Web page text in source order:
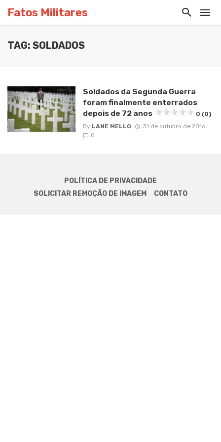
Fatos Militares
TAG: SOLDADOS
Soldados da Segunda Guerra
foram finalmente enterrados
depois de 72 anos
0 (0)
By LANE MELLO
31 de outubro de 2016
0
POLÍTICA DE PRIVACIDADE
SOLICITAR REMOÇÃO DE IMAGEM
CONTATO